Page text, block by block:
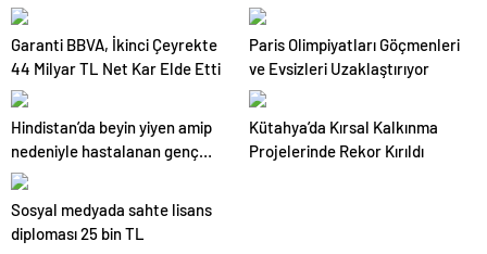
harcaması yapmıyor
Garanti BBVA, İkinci Çeyrekte
44 Milyar TL Net Kar Elde Etti
Paris Olimpiyatları Göçmenleri
ve Evsizleri Uzaklaştırıyor
Hindistan’da beyin yiyen amip
nedeniyle hastalanan genç
hayatta kalmayı başardı
Kütahya’da Kırsal Kalkınma
Projelerinde Rekor Kırıldı
Sosyal medyada sahte lisans
diploması 25 bin TL